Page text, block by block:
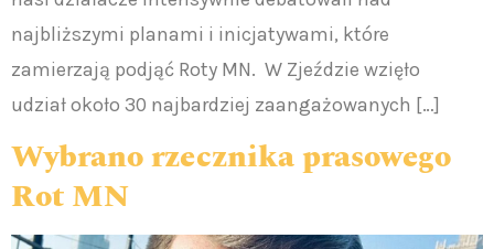
najbliższymi planami i inicjatywami, które
zamierzają podjąć Roty MN. W Zjeździe wzięło
udział około 30 najbardziej zaangażowanych […]
Wybrano rzecznika prasowego
Rot MN